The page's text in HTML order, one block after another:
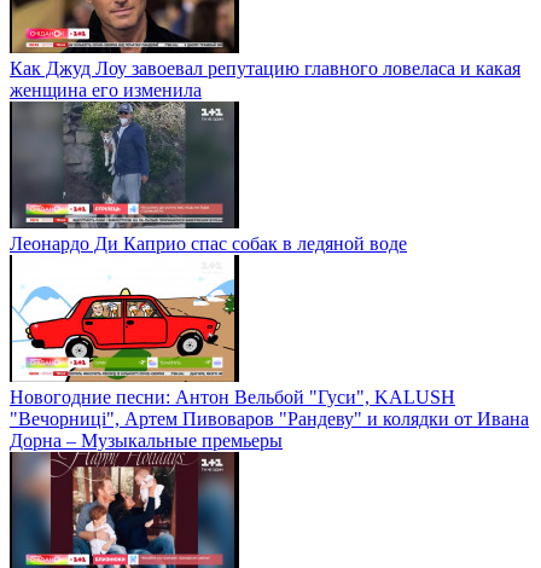
Как Джуд Лоу завоевал репутацию главного ловеласа и какая
женщина его изменила
Леонардо Ди Каприо спас собак в ледяной воде
Новогодние песни: Антон Вельбой "Гуси", KALUSH
"Вечорниці", Артем Пивоваров "Рандеву" и колядки от Ивана
Дорна – Музыкальные премьеры